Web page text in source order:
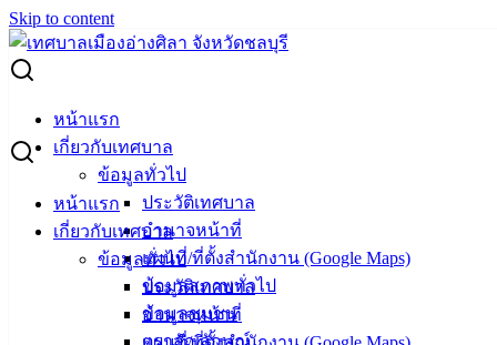
Skip to content
หน้าแรก
เกี่ยวกับเทศบาล
ข้อมูลทั่วไป
ประวัติเทศบาล
อำนาจหน้าที่
แผนที่/ที่ตั้งสำนักงาน (Google Maps)
ข้อมูลสภาพทั่วไป
ข้อมูลชุมชน
ตราสัญลักษณ์
หน้าแรก
เกี่ยวกับเทศบาล
ข้อมูลทั่วไป
ประวัติเทศบาล
อำนาจหน้าที่
Search for:
ขอเชิญผู้ที่สนใจเข้าร่วมกิจกรรม “Sustainability Talks: Towards a
Green ASEAN”
ขอเชิญผู้ที่สนใจเข้าร่วมกิจกรรม
“Sustainability Talks: Towards a Green
ASEAN”
มกราคม 22, 2024มกราคม 22, 2024